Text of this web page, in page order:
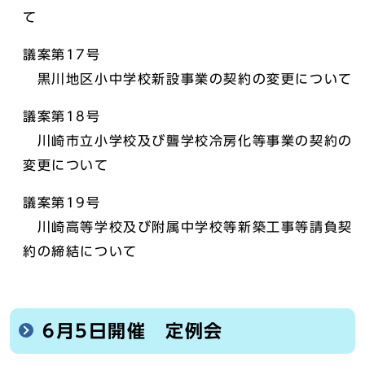
て
議案第17号
黒川地区小中学校新設事業の契約の変更について
議案第18号
川崎市立小学校及び聾学校冷房化等事業の契約の
変更について
議案第19号
川崎高等学校及び附属中学校等新築工事等請負契
約の締結について
6月5日開催 定例会